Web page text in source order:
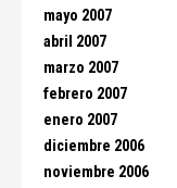
mayo 2007
abril 2007
marzo 2007
febrero 2007
enero 2007
diciembre 2006
noviembre 2006